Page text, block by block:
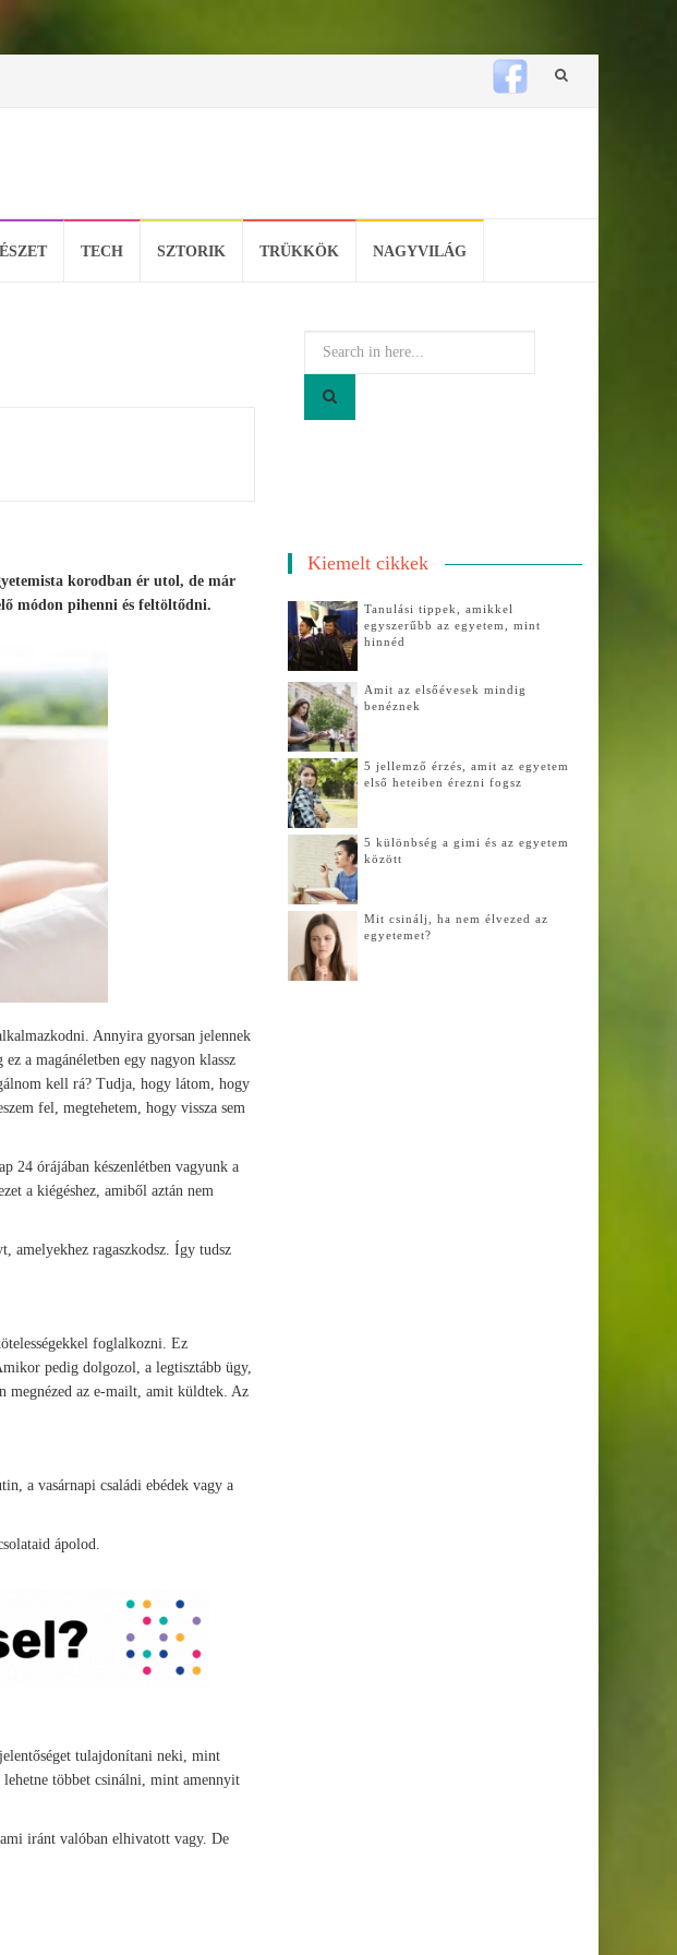
Skip
TECH SZTORIK TRÜKKÖK NAGYVILÁG
korodban ér utol, de már
módon pihenni és feltöltődni.
Annyira gyorsan jelennek
a magánéletben egy nagyon klassz
kell rá? Tudja, hogy látom, hogy
fel, megtehetem, hogy vissza sem
24 órájában készenlétben vagyunk a
a kiégéshez, amiből aztán nem
amelyekhez ragaszkodsz. Így tudsz
foglalkozni. Ez
pedig dolgozol, a legtisztább ügy,
megnézed az e-mailt, amit küldtek. Az
a vasárnapi családi ebédek vagy a
ápolod.
tulajdonítani neki, mint
többet csinálni, mint amennyit
iránt valóban elhivatott vagy. De
Kiemelt cikkek
Tanulási tippek, amikkel
egyszerűbb az egyetem, mint
hinnéd
Amit az elsőévesek mindig
benéznek
5 jellemző érzés, amit az egyetem
első heteiben érezni fogsz
5 különbség a gimi és az egyetem
között
Mit csinálj, ha nem élvezed az
egyetemet?